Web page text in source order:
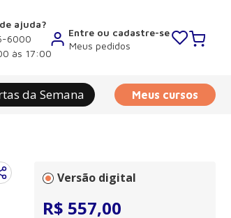
ajuda?
6000
às 17:00
Entre ou cadastre-se
Meus pedidos
da Semana Meus cursos
Versão digital
R$ 557,00